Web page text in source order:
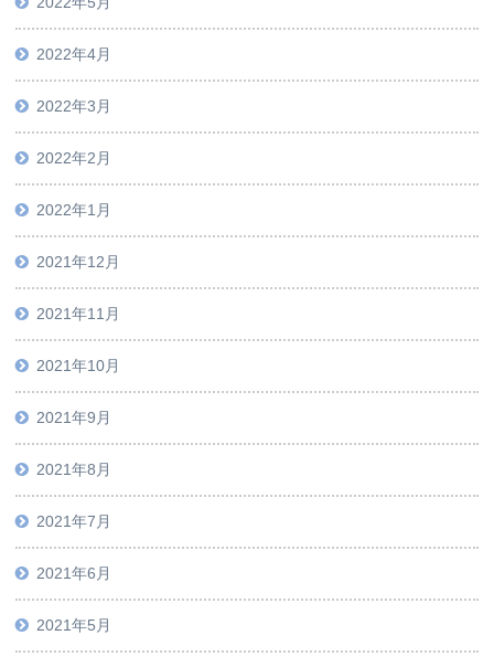
2022年4月
2022年3月
2022年2月
2022年1月
2021年12月
2021年11月
2021年10月
2021年9月
2021年8月
2021年7月
2021年6月
2021年5月